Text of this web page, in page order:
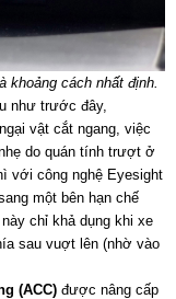
khoảng cách nhất định.
như trước đây,
vật cắt ngang, việc
do quán tính trượt ở
với công nghệ Eyesight
một bên hạn chế
chỉ khả dụng khi xe
sau vuợt lên (nhờ vào
(ACC) được nâng cấp